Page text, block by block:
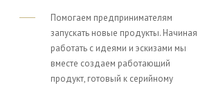
Помогаем предпринимателям
запускать новые продукты. Начиная
работать с идеями и эскизами мы
вместе создаем работающий
продукт, готовый к серийному